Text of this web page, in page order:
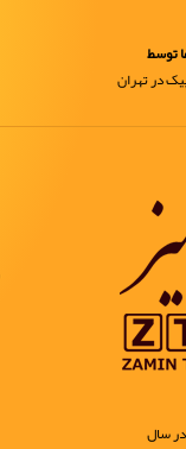
توسط
در تهران
سال